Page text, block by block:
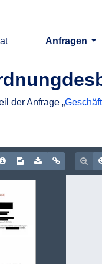
Anfragen
der Anfrage „
Document Info
Show/hide Text
Download PDF
Copy